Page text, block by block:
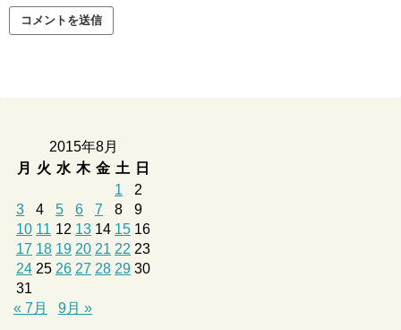
2015年8月
月
火 水 木 金 土
日
1
2
3
4 5 6 7 8
9
10 11 12 13 14 15 16
17 18 19 20 21 22 23
24 25 26 27 28 29 30
31
« 7月
9月 »